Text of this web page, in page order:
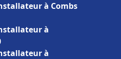
à Combs
à
à